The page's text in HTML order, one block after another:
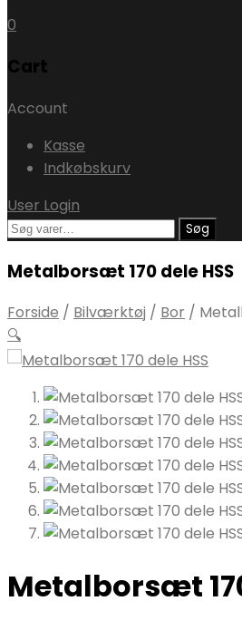
0
Cart
Account
Kasse
Indkøbskurv
User Login
Søg
Søg
Metalborsæt 170 dele HSS
Forside / Bilværktøj / Bor /
🔍
Metalborsæt